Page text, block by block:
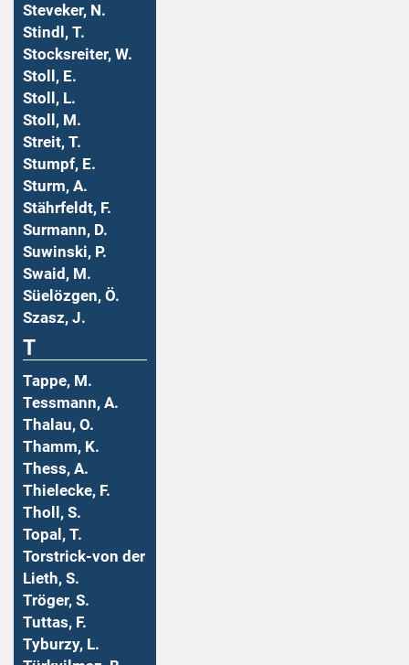
Steveker, N.
Stindl, T.
Stocksreiter, W.
Stoll, E.
Stoll, L.
Stoll, M.
Streit, T.
Stumpf, E.
Sturm, A.
Stährfeldt, F.
Surmann, D.
Suwinski, P.
Swaid, M.
Süelözgen, Ö.
Szasz, J.
T
Tappe, M.
Tessmann, A.
Thalau, O.
Thamm, K.
Thess, A.
Thielecke, F.
Tholl, S.
Topal, T.
Torstrick-von der
Lieth, S.
Tröger, S.
Tuttas, F.
Tyburzy, L.